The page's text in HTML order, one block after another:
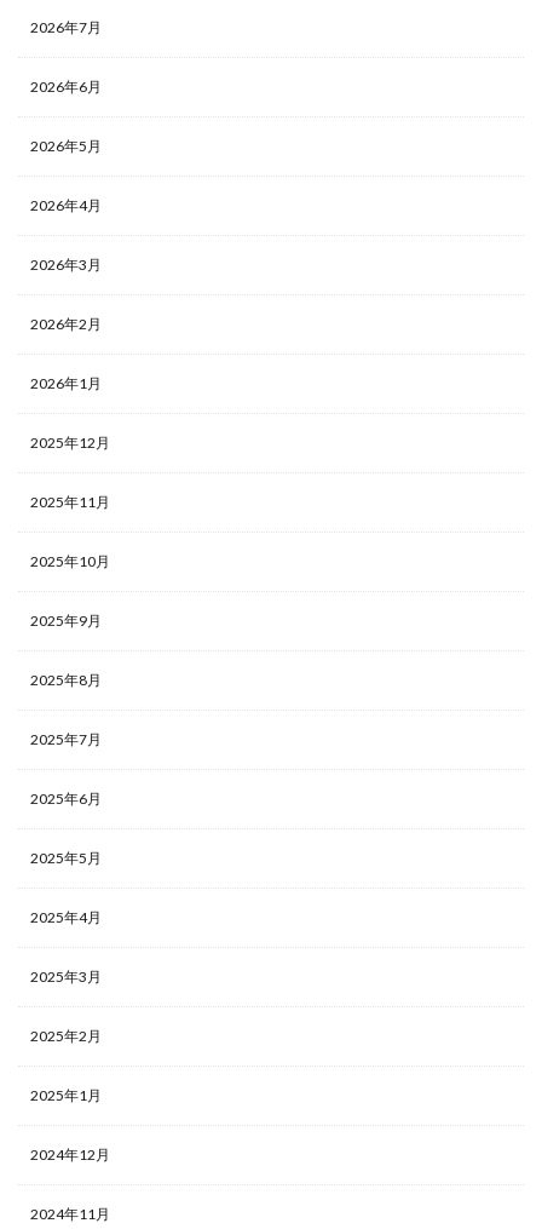
2026年7月
2026年6月
2026年5月
2026年4月
2026年3月
2026年2月
2026年1月
2025年12月
2025年11月
2025年10月
2025年9月
2025年8月
2025年7月
2025年6月
2025年5月
2025年4月
2025年3月
2025年2月
2025年1月
2024年12月
2024年11月